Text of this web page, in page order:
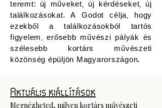
teremt: új műveket, új kérdéseket, új
találkozásokat. A Godot célja, hogy
ezekből a találkozásokból tartós
figyelem, erősebb művészi pályák és
szélesebb kortárs művészeti
közönség épüljön Magyarországon.
Aktuális kiállítások
Megnézheted, milyen kortárs művészeti